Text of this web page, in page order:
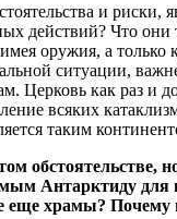
и
действий? Что
оружия, а только
ситуации,
Церковь как раз
всяких
таким
Антарктиду для
еще храмы?